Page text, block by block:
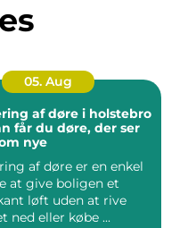
05. Aug
af døre i holstebro
får du døre, der ser
nye
af døre er en enkel
at give boligen et
løft uden at rive
ned eller købe ...